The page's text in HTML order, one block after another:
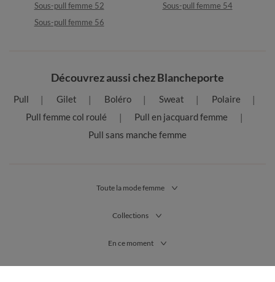
Sous-pull femme 52
Sous-pull femme 54
Sous-pull femme 56
Découvrez aussi chez Blancheporte
Pull Gilet Boléro Sweat
Polaire
Pull femme col roulé
Pull en jacquard femme
Pull sans manche femme
Toute la mode femme
Collections
En ce moment